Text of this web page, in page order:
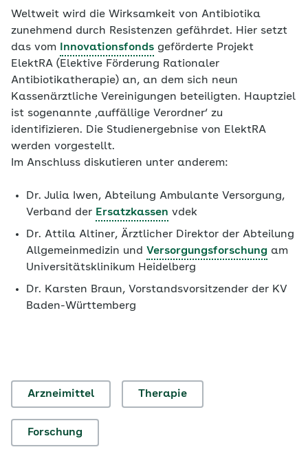
Weltweit wird die Wirksamkeit von Antibiotika
zunehmend durch Resistenzen gefährdet. Hier setzt
das vom
Innovationsfonds geförderte Projekt
ElektRA (Elektive Förderung Rationaler
Antibiotikatherapie) an, an dem sich neun
Kassenärztliche Vereinigungen beteiligten. Hauptziel
ist sogenannte ‚auffällige Verordner‘ zu
identifizieren. Die Studienergebnise von ElektRA
werden vorgestellt.
Im Anschluss diskutieren unter anderem:
Dr. Julia Iwen, Abteilung Ambulante Versorgung,
Verband der Ersatzkassen vdek
Dr. Attila Altiner, Ärztlicher Direktor der Abteilung
Allgemeinmedizin und Versorgungsforschung am
Universitätsklinikum Heidelberg
Dr. Karsten Braun, Vorstandsvorsitzender der KV
Baden-Württemberg
Arzneimittel Therapie
Forschung